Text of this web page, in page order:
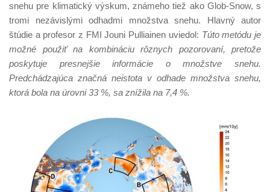
snehu pre klimatický výskum, známeho tiež ako Glob-Snow, s
tromi nezávislými odhadmi množstva snehu. Hlavný autor
štúdie a profesor z FMI Jouni Pulliainen uviedol: Túto metódu je
možné použiť na kombináciu rôznych pozorovaní, pretože
poskytuje presnejšie informácie o množstve snehu.
Predchádzajúca značná neistota v odhade množstva snehu,
ktorá bola na úrovni 33 %, sa znížila na 7,4 %.